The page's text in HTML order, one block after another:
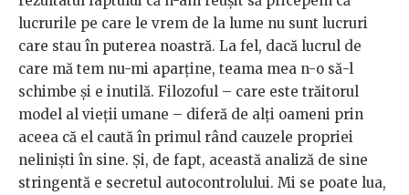
lucrurile pe care le vrem de la lume nu sunt lucruri
care stau în puterea noastră. La fel, dacă lucrul de
care mă tem nu-mi aparține, teama mea n-o să-l
schimbe și e inutilă. Filozoful – care este trăitorul
model al vieții umane – diferă de alți oameni prin
aceea că el caută în primul rând cauzele propriei
neliniști în sine. Și, de fapt, această analiză de sine
stringentă e secretul autocontrolului. Mi se poate lua,